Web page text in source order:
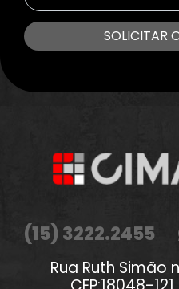
SOLICITAR
(15) 3222.2455
Rua Ruth Simão